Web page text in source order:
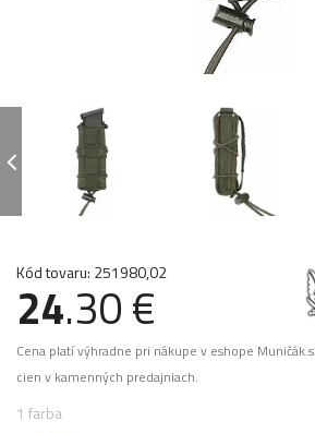
Kód tovaru: 251980,02
24.30 €
Cena platí výhradne pri nákupe v eshope
cien v kamenných predajniach.
1 farba